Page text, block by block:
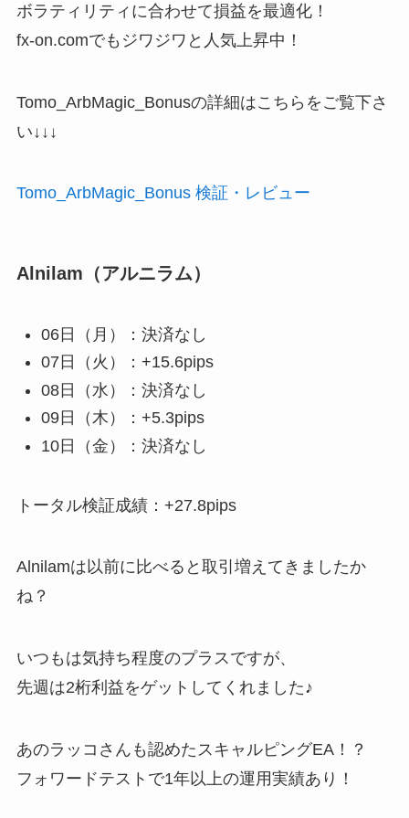
ボラティリティに合わせて損益を最適化！
fx-on.comでもジワジワと人気上昇中！
Tomo_ArbMagic_Bonusの詳細はこちらをご覧下さ
い↓↓↓
Tomo_ArbMagic_Bonus 検証・レビュー
Alnilam（アルニラム）
06日（月）：決済なし
07日（火）：+15.6pips
08日（水）：決済なし
09日（木）：+5.3pips
10日（金）：決済なし
トータル検証成績：+27.8pips
Alnilamは以前に比べると取引増えてきましたか
ね？
いつもは気持ち程度のプラスですが、
先週は2桁利益をゲットしてくれました♪
あのラッコさんも認めたスキャルピングEA！？
フォワードテストで1年以上の運用実績あり！